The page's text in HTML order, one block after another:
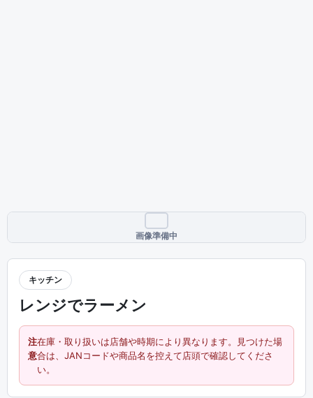
画像準備中
キッチン
レンジでラーメン
注
意
在庫・取り扱いは店舗や時期により異なります。見つけた場
合は、JANコードや商品名を控えて店頭で確認してくださ
い。